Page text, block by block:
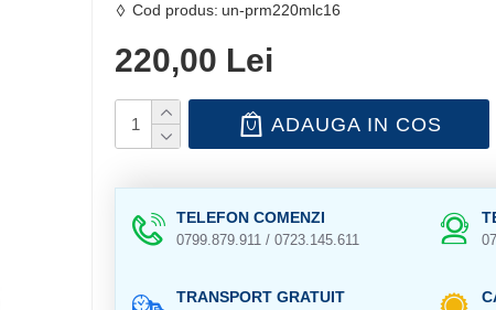
Cod produs: un-prm220mlc16
220,00 Lei
ADAUGA IN COS
TELEFON COMENZI
0799.879.911 / 0723.145.611
TRANSPORT GRATUIT